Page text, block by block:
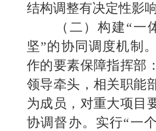
结构调整有决定性影
（二）构建“一
坚”的协同调度机制
作的要素保障指挥部
领导牵头，相关职能
为成员，对重大项目
协调督办。实行“一